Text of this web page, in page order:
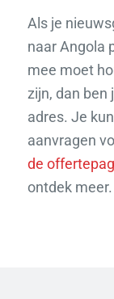
Als je
naar Angola
mee moet
zijn, dan ben
adres. Je
aanvragen
de
ontdek meer.